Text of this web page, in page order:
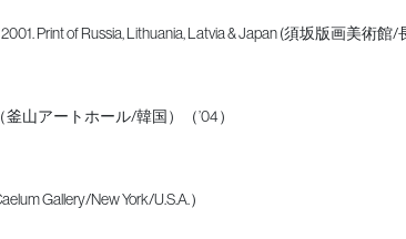
Print of Russia, Lithuania, Latvia & Japan (須坂版画美術館/
山アートホール/韓国）（’04）
Gallery/New York/U.S.A.）